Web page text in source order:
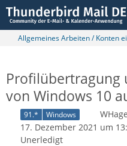
Allgemeines Arbeiten / Konten
Profilübertragung
von Windows 10
91.* Windows
17. Dezember 2021 um
Unerledigt